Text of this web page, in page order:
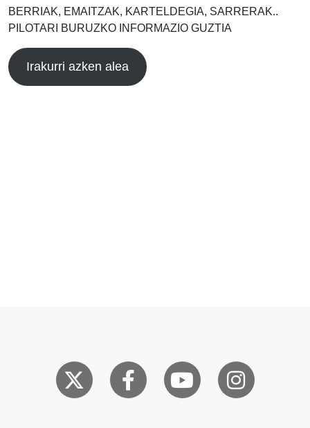
BERRIAK, EMAITZAK, KARTELDEGIA, SARRERAK..
PILOTARI BURUZKO INFORMAZIO GUZTIA
Irakurri azken alea